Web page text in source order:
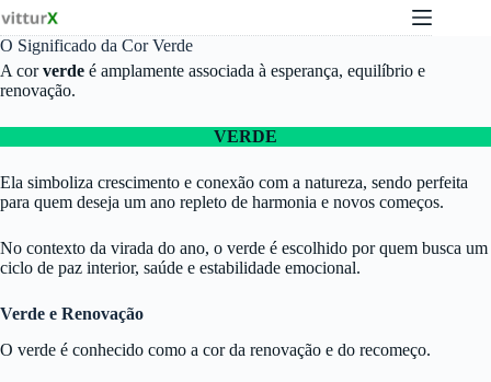
Pular
para
o
conteúdo
O Significado da Cor Verde
A corverde é amplamente associada à esperança, equilíbrio e
renovação.
VERDE
Ela simboliza crescimento e conexão com a natureza, sendo perfeita
para quem deseja um ano repleto de harmonia e novos começos.
No contexto da virada do ano, o verde é escolhido por quem busca um
ciclo de paz interior, saúde e estabilidade emocional.
Verde e Renovação
O verde é conhecido como a cor da renovação e do recomeço.